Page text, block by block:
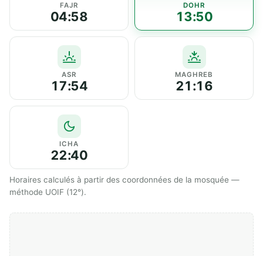
FAJR
04:58
DOHR
13:50
ASR
17:54
MAGHREB
21:16
ICHA
22:40
Horaires calculés à partir des coordonnées de la mosquée —
méthode UOIF (12°).